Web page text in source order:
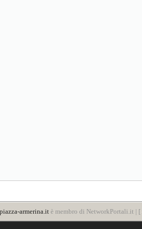
armerina.itè membro di NetworkPortali.it | [